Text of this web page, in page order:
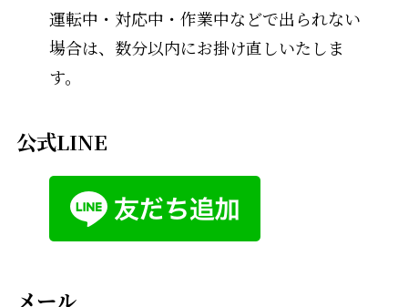
運転中・対応中・作業中などで出られない
場合は、数分以内にお掛け直しいたしま
す。
公式LINE
メール